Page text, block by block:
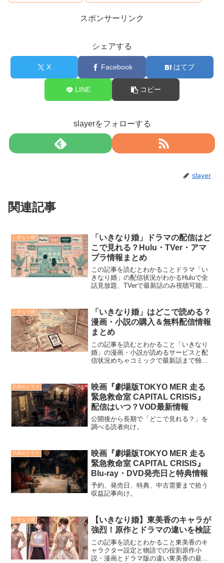
スポンサーリンク
シェアする
X Facebook はてブ
LINE コピー
slayerをフォローする
slayer
関連記事
いきなり婚
「いきなり婚」ドラマの配信はど
こで見れる？Hulu・TVer・アマ
プラ情報まとめ
この記事を読むとわかることドラマ「い
きなり婚」の配信状況がわかるHuluで全
話見放題、TVerで最新話のみ視聴可能
話配信中！話題のドラマ「いきなり
婚」...
いきなり婚
「いきなり婚」はどこで読める？
漫画・小説の購入＆無料配信情報
まとめ
この記事を読むとわかること「いきなり
婚」の漫画・小説が読めるサービスと配
信状況めちゃコミックで最新話まで独占
「いきなり婚」は、漫画版・小説版とも
に多くの読者から注目されて...
日本のドラマ
映画『劇場版TOKYO MER 走る
緊急救命室 CAPITAL CRISIS』
配信はいつ？VOD最新情報
公開後から長期で「どこで見れる？」を
調べる読者向け。
日本のドラマ
映画『劇場版TOKYO MER 走る
緊急救命室 CAPITAL CRISIS』
Blu-ray・DVD発売日と特典情報
予約、発売日、特典、中古需要まで拾う
収益記事向け。
いきなり婚
【いきなり婚】東美香のキャラが
強烈！原作とドラマの違いを検証
この記事を読むとわかること東美香のキ
ャラクター設定と物語での役割原作小
説・漫画とドラマ版の違い東美香の最終